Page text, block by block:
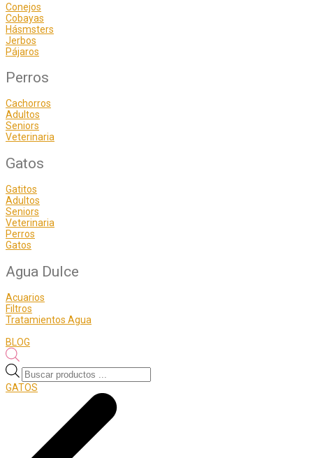
Conejos
Cobayas
Hásmsters
Jerbos
Pájaros
Perros
Cachorros
Adultos
Seniors
Veterinaria
Gatos
Gatitos
Adultos
Seniors
Veterinaria
Perros
Gatos
Agua Dulce
Acuarios
Filtros
Tratamientos Agua
BLOG
Búsqueda
de
productos
GATOS